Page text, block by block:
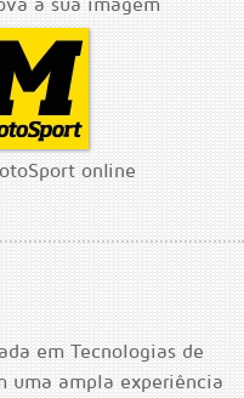
a sua imagem
online
em Tecnologias de
uma ampla experiência